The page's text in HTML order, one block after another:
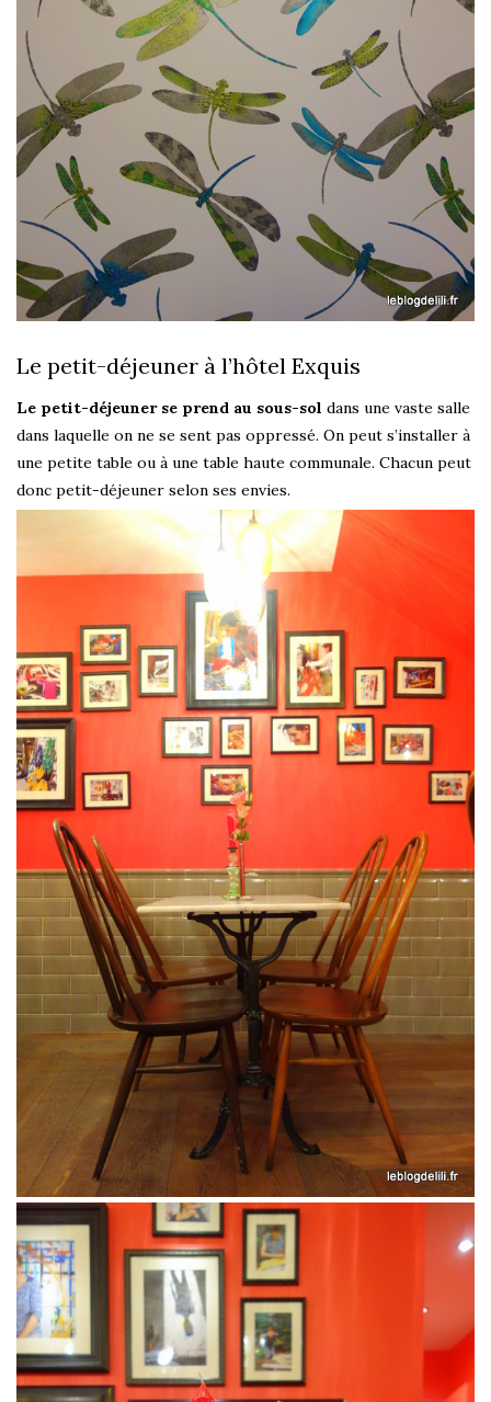
Le petit-déjeuner à l’hôtel Exquis
Le petit-déjeuner se prend au sous-sol dans une vaste salle
dans laquelle on ne se sent pas oppressé. On peut s’installer à
une petite table ou à une table haute communale. Chacun peut
donc petit-déjeuner selon ses envies.